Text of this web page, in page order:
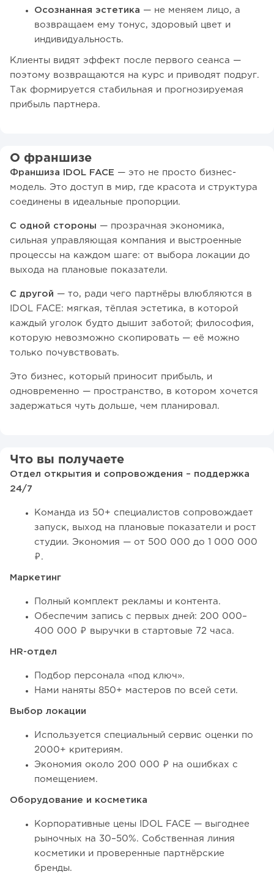
Осознанная эстетика — не меняем лицо, а
возвращаем ему тонус, здоровый цвет и
индивидуальность.
Клиенты видят эффект после первого сеанса —
поэтому возвращаются на курс и приводят подруг.
Так формируется стабильная и прогнозируемая
прибыль партнера.
О франшизе
Франшиза IDOL FACE — это не просто бизнес-
модель. Это доступ в мир, где красота и структура
соединены в идеальные пропорции.
С одной стороны — прозрачная экономика,
сильная управляющая компания и выстроенные
процессы на каждом шаге: от выбора локации до
выхода на плановые показатели.
С другой — то, ради чего партнёры влюбляются в
IDOL FACE: мягкая, тёплая эстетика, в которой
каждый уголок будто дышит заботой; философия,
которую невозможно скопировать — её можно
только почувствовать.
Это бизнес, который приносит прибыль, и
одновременно — пространство, в котором хочется
задержаться чуть дольше, чем планировал.
Что вы получаете
Отдел открытия и сопровождения – поддержка
24/7
Команда из 50+ специалистов сопровождает
запуск, выход на плановые показатели и рост
студии. Экономия — от 500 000 до 1 000 000
₽.
Маркетинг
Полный комплект рекламы и контента.
Обеспечим запись с первых дней: 200 000–
400 000 ₽ выручки в стартовые 72 часа.
HR-отдел
Подбор персонала «под ключ».
Нами наняты 850+ мастеров по всей сети.
Выбор локации
Используется специальный сервис оценки по
2000+ критериям.
Экономия около 200 000 ₽ на ошибках с
помещением.
Оборудование и косметика
Корпоративные цены IDOL FACE — выгоднее
рыночных на 30–50%. Собственная линия
косметики и проверенные партнёрские
бренды.